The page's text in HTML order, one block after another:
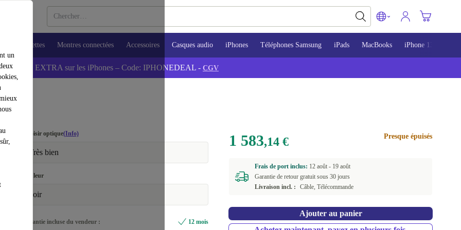
un
Tablettes Montres connectées Accessoires Casques audio iPhones Téléphones Samsung iPads MacBooks iPhone 13
💰-5% EXTRA sur les iPhones – Code: IPHONEDEAL - CGV
Choisir optique(Info)
Très bien
Couleur
noir
Garantie incluse du vendeur : 12 mois
1 583,14 € Presque épuisés
Frais de port inclus: 12 août - 19 août
Garantie de retour gratuit sous 30 jours
Livraison incl. :
Câble, Télécommande
Ajouter au panier